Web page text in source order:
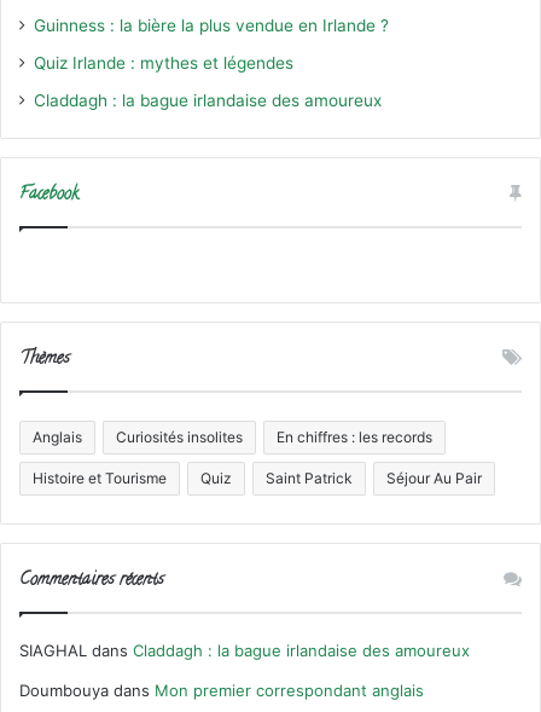
Guinness : la bière la plus vendue en Irlande ?
Quiz Irlande : mythes et légendes
Claddagh : la bague irlandaise des amoureux
Facebook
Thèmes
Anglais Curiosités insolites En chiffres : les records
Histoire et Tourisme Quiz Saint Patrick Séjour Au Pair
Commentaires récents
SIAGHAL dans Claddagh : la bague irlandaise des amoureux
Doumbouya dans Mon premier correspondant anglais